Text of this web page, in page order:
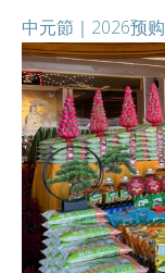
中元節｜2026预购